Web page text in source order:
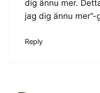
dig ännu mer.
jag dig ännu mer”-
Reply